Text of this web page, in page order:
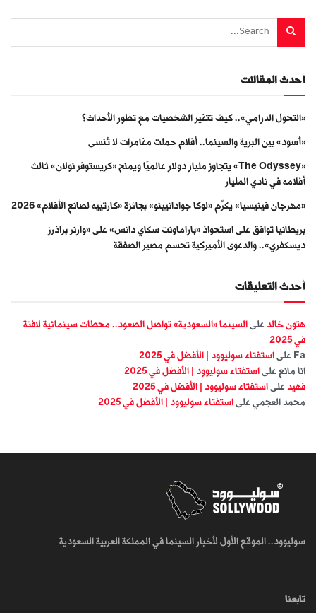
أحدث المقالات
«التحول الدرامي».. كيف تتغير الشخصيات مع تطور الأحداث؟
«أسود» بين البرية والسينما.. أفلام حملت مغامرات لا تُنسى
«The Odyssey» يتجاوز مليار دولار عالميًا ويمنح «كريستوفر نولان» ثالث
أفلامه في نادي المليار
«مهرجان فينيسيا» يكرّم «لوكا جوادانيينو» بجائزة «كارتييه لصانع الأفلام» 2026
بريطانيا توافق على استحواذ «باراماونت سكاي دانس» على «وارنر براذرز
ديسكفري».. والدعوى الأميركية تحسم مصير الصفقة
أحدث التعليقات
هتون خالد على السينما «السعودية» تواصل الصعود.. محطات سينمائية لافتة
في 2025
Fa على استفتاء سوليوود | الأفضل في 2025
انا مانع على استفتاء سوليوود | الأفضل في 2025
فهيد على استفتاء سوليوود | الأفضل في 2025
محمد العجمي على استفتاء سوليوود | الأفضل في 2025
سوليوود.. الموقع الأول لأخبار السينما في المملكة العربية السعودية
تابعنا